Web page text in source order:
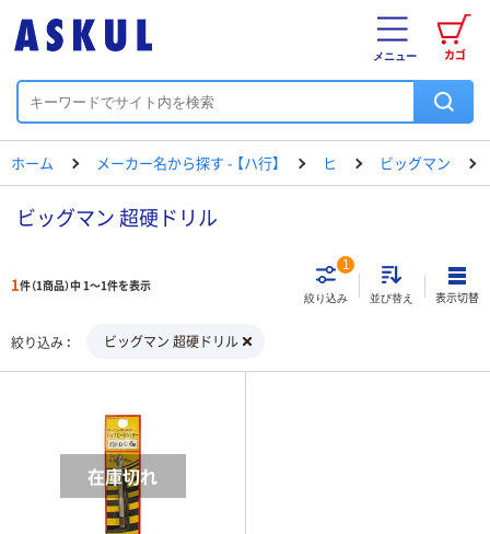
カゴ
メニュー
ホーム メーカー名から探す - 【ハ行】 ヒ ビッグマン
ビッグマン 超硬ドリル
1件（1商品）中 1～1件を表示
絞り込み
1
並び替え 表示切替
絞り込み ビッグマン 超硬ドリル